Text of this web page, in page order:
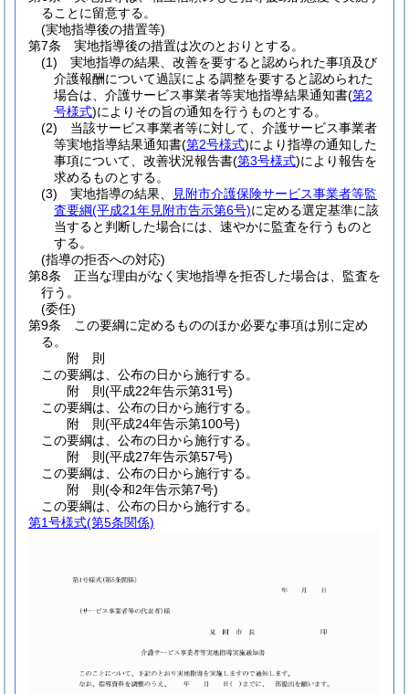
ることに留意する。
(実地指導後の措置等)
第7条
実地指導後の措置は次のとおりとする。
(1)
実地指導の結果、改善を要すると認められた事項及び
介護報酬について過誤による調整を要すると認められた
場合は、介護サービス事業者等実地指導結果通知書(第2
号様式)によりその旨の通知を行うものとする。
(2)
当該サービス事業者等に対して、介護サービス事業者
等実地指導結果通知書(第2号様式)により指導の通知した
事項について、改善状況報告書(第3号様式)により報告を
求めるものとする。
(3)
実地指導の結果、
見附市介護保険サービス事業者等監
査要綱(平成21年見附市告示第6号)に定める選定基準に該
当すると判断した場合には、速やかに監査を行うものと
する。
(指導の拒否への対応)
第8条
正当な理由がなく実地指導を拒否した場合は、監査を
行う。
(委任)
第9条
この要綱に定めるもののほか必要な事項は別に定め
る。
附 則
この要綱は、公布の日から施行する。
附 則(平成22年告示第31号)
この要綱は、公布の日から施行する。
附 則(平成24年告示第100号)
この要綱は、公布の日から施行する。
附 則(平成27年告示第57号)
この要綱は、公布の日から施行する。
附 則(令和2年告示第7号)
この要綱は、公布の日から施行する。
第1号様式(第5条関係)